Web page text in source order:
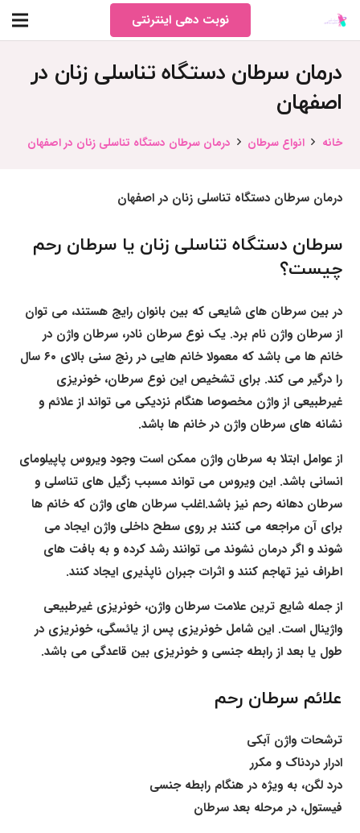
نوبت دهی اینترنتی
درمان سرطان دستگاه تناسلی زنان در
اصفهان
خانه انواع سرطان درمان سرطان دستگاه تناسلی زنان در اصفهان
درمان سرطان دستگاه تناسلی زنان در اصفهان
سرطان دستگاه تناسلی زنان یا سرطان رحم
چیست؟
در بین سرطان های شایعی که بین بانوان رایج هستند، می توان
از سرطان واژن نام برد. یک نوع سرطان نادر، سرطان واژن در
خانم ها می باشد که معمولا خانم هایی در رنج سنی بالای ۶۰ سال
را درگیر می کند. برای تشخیص این نوع سرطان، خونریزی
غیرطبیعی از واژن مخصوصا هنگام نزدیکی می تواند از علائم و
نشانه های سرطان واژن در خانم ها باشد.
از عوامل ابتلا به سرطان واژن ممکن است وجود ویروس پاپیلومای
انسانی باشد. این ویروس می تواند مسبب زگیل های تناسلی و
سرطان دهانه رحم نیز باشد.اغلب سرطان های واژن که خانم ها
برای آن مراجعه می کنند بر روی سطح داخلی واژن ایجاد می
شوند و اگر درمان نشوند می توانند رشد کرده و به بافت های
اطراف نیز تهاجم کنند و اثرات جبران ناپذیری ایجاد کنند.
از جمله شایع ترین علامت سرطان واژن، خونریزی غیرطبیعی
واژینال است. این شامل خونریزی پس از یائسگی، خونریزی در
طول یا بعد از رابطه جنسی و خونریزی بین قاعدگی می باشد.
علائم سرطان رحم
ترشحات واژن آبکی
ادرار دردناک و مکرر
درد لگن، به ویژه در هنگام رابطه جنسی
فیستول، در مرحله بعد سرطان